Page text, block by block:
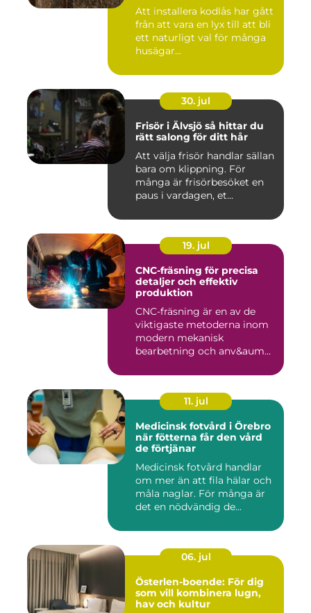
Att installera kodlås har gått
från att vara en lyx till att bli
ett naturligt val för många
husägar...
30. jul
Frisör i Älvsjö så hittar du
rätt salong för ditt hår
Att välja frisör handlar sällan
bara om klippning. För
många är frisörbesöket en
paus i vardagen, et...
19. jul
CNC-fräsning för precisa
detaljer och effektiv
produktion
CNC-fräsning är en av de
viktigaste metoderna inom
modern mekanisk
bearbetning och anv&aum...
11. jul
Medicinsk fotvård i Örebro
när fötterna får den vård
de förtjänar
Medicinsk fotvård handlar
om mer än att fila hälar och
måla naglar. För många är
det en nödvändig de...
06. jul
Österlen-boende: För dig
som vill kombinera lugn,
hav och kultur